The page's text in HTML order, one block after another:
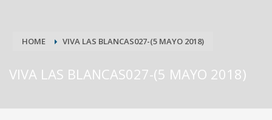
HOME VIVA LAS BLANCAS027-(5 MAYO 2018)
VIVA LAS BLANCAS027-(5 MAYO 2018)